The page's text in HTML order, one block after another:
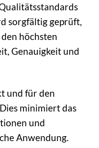
sorgfältig geprüft,
höchsten
Genauigkeit und
und für den
minimiert das
und
Anwendung.